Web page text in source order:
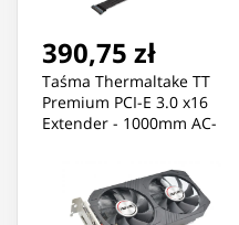
390,75 zł
Taśma Thermaltake TT
Premium PCI-E 3.0 x16
Extender - 1000mm AC-
M - PCI-E x16 F; 1m; kolor
czarny)